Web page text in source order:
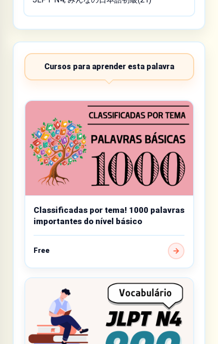
Cursos para aprender esta palavra
Classificadas por tema! 1000 palavras
importantes do nível básico
Free